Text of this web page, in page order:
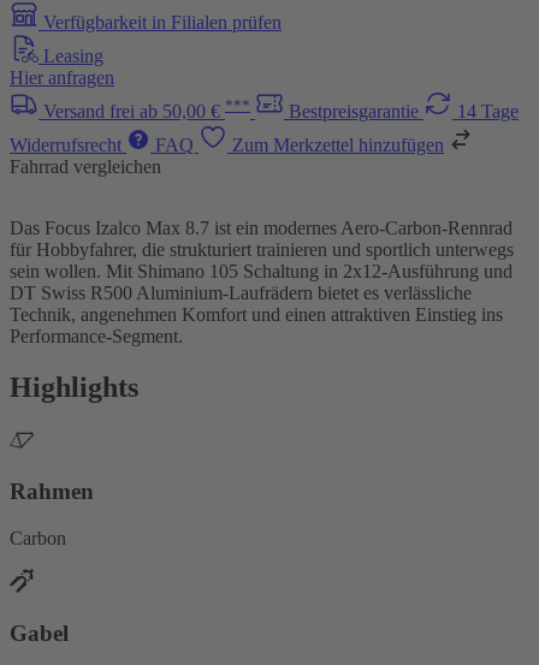
Verfügbarkeit in Filialen prüfen
Leasing
Hier anfragen
Versand frei ab 50,00 € *** Bestpreisgarantie
14 Tage
Widerrufsrecht
FAQ
Zum Merkzettel hinzufügen
Fahrrad vergleichen
Das Focus Izalco Max 8.7 ist ein modernes Aero-Carbon-Rennrad
für Hobbyfahrer, die strukturiert trainieren und sportlich unterwegs
sein wollen. Mit Shimano 105 Schaltung in 2x12-Ausführung und
DT Swiss R500 Aluminium-Laufrädern bietet es verlässliche
Technik, angenehmen Komfort und einen attraktiven Einstieg ins
Performance-Segment.
Highlights
Rahmen
Carbon
Gabel